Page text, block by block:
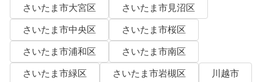
さいたま市大宮区
さいたま市見沼区
さいたま市中央区
さいたま市桜区
さいたま市浦和区
さいたま市南区
さいたま市緑区
さいたま市岩槻区
川越市